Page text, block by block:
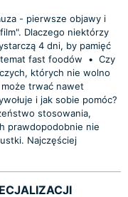
- pierwsze objawy i
Dlaczego niektórzy
4 dni, by pamięć
temat fast foodów
• Czy
których nie wolno
trwać nawet
i jak sobie pomóc?
stosowania,
prawdopodobnie nie
Najczęściej